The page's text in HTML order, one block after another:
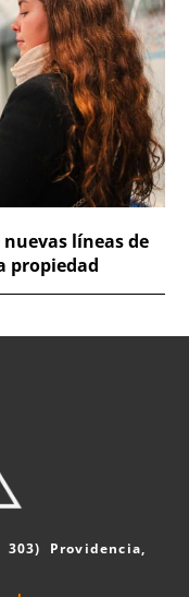
líneas de
propiedad
Providencia,